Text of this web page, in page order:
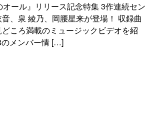
ール』リリース記念特集 3作連続セン
、泉 綾乃、岡腰星来が登場！ 収録曲
ころ満載のミュージックビデオを紹
のメンバー情 […]